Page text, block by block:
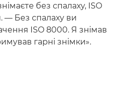
без спалаху, ISO
— Без спалаху ви
ISO 8000. Я знімав
гарні знімки».